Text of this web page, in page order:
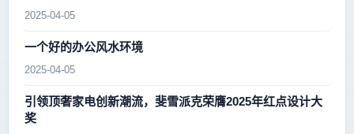
2025-04-05
一个好的办公风水环境
2025-04-05
引领顶奢家电创新潮流，斐雪派克荣膺2025年红点设计大
奖